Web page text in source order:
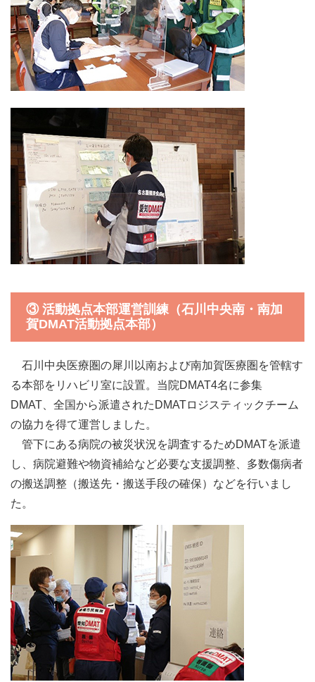
③ 活動拠点本部運営訓練（石川中央南・南加
賀DMAT活動拠点本部）
石川中央医療圏の犀川以南および南加賀医療圏を管轄す
る本部をリハビリ室に設置。当院DMAT4名に参集
DMAT、全国から派遣されたDMATロジスティックチーム
の協力を得て運営しました。
管下にある病院の被災状況を調査するためDMATを派遣
し、病院避難や物資補給など必要な支援調整、多数傷病者
の搬送調整（搬送先・搬送手段の確保）などを行いまし
た。